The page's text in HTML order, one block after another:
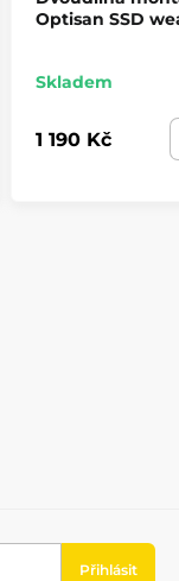
Optisan SSD
Skladem
1 190 Kč
Přihlásit